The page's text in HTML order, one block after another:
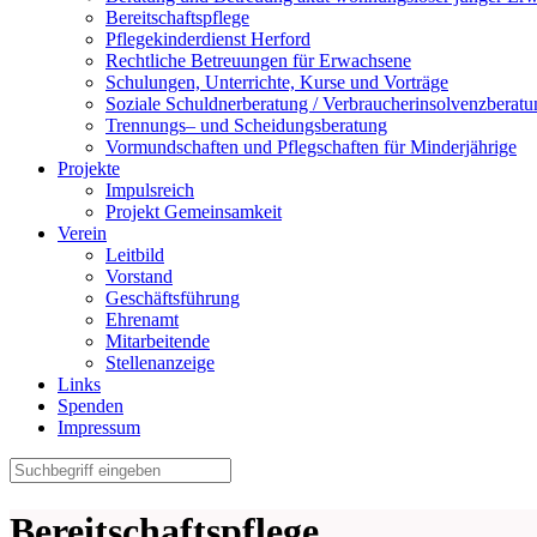
Bereitschaftspflege
Pflegekinderdienst Herford
Rechtliche Betreuungen für Erwachsene
Schulungen, Unterrichte, Kurse und Vorträge
Soziale Schuldnerberatung /
Trennungs– und Scheidungsberatung
Vormundschaften und Pflegschaften für Minderjährige
Projekte
Impulsreich
Projekt Gemeinsamkeit
Verein
Leitbild
Vorstand
Geschäftsführung
Ehrenamt
Mitarbeitende
Stellenanzeige
Links
Spenden
Impressum